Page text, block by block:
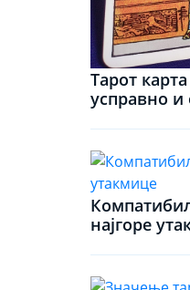
Тарот
усправно и
најгоре